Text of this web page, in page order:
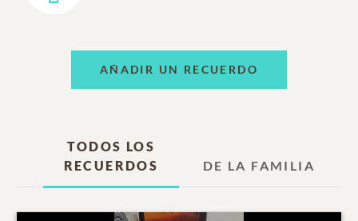
AÑADIR UN RECUERDO
TODOS LOS
RECUERDOS
DE LA FAMILIA